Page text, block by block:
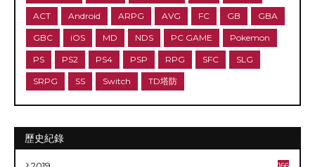
ACT Android ARPG AVG FC GB GBA
GBC iOS MD NDS PC GAME Pokemon
PS PS2 PS4 PSP RPG SFC SLG
SRPG SS Switch TD塔防
歷史紀錄